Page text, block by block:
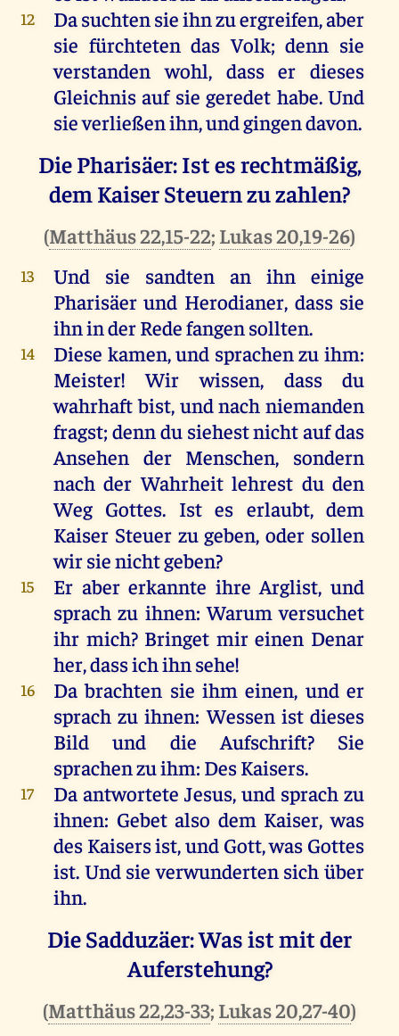
12
Da suchten sie ihn zu ergreifen, aber
sie fürchteten das Volk; denn sie
verstanden wohl, dass er dieses
Gleichnis auf sie geredet habe. Und
sie verließen ihn, und gingen davon.
Die Pharisäer: Ist es rechtmäßig,
dem Kaiser Steuern zu zahlen?
(Matthäus 22,15-22; Lukas 20,19-26)
13
Und sie sandten an ihn einige
Pharisäer und Herodianer, dass sie
ihn in der Rede fangen sollten.
14
Diese kamen, und sprachen zu ihm:
Meister! Wir wissen, dass du
wahrhaft bist, und nach niemanden
fragst; denn du siehest nicht auf das
Ansehen der Menschen, sondern
nach der Wahrheit lehrest du den
Weg Gottes. Ist es erlaubt, dem
Kaiser Steuer zu geben, oder sollen
wir sie nicht geben?
15
Er aber erkannte ihre Arglist, und
sprach zu ihnen: Warum versuchet
ihr mich? Bringet mir einen Denar
her, dass ich ihn sehe!
16
Da brachten sie ihm einen, und er
sprach zu ihnen: Wessen ist dieses
Bild und die Aufschrift? Sie
sprachen zu ihm: Des Kaisers.
17
Da antwortete Jesus, und sprach zu
ihnen: Gebet also dem Kaiser, was
des Kaisers ist, und Gott, was Gottes
ist. Und sie verwunderten sich über
ihn.
Die Sadduzäer: Was ist mit der
Auferstehung?
(Matthäus 22,23-33; Lukas 20,27-40)